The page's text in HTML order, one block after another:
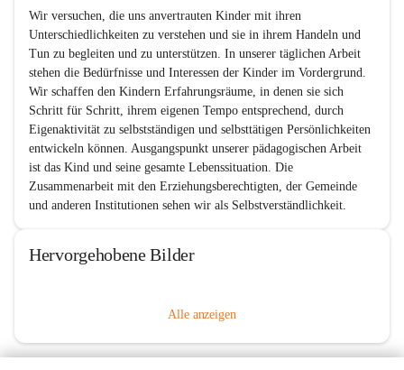
Wir versuchen, die uns anvertrauten Kinder mit ihren
Unterschiedlichkeiten zu verstehen und sie in ihrem Handeln und
Tun zu begleiten und zu unterstützen. In unserer täglichen Arbeit
stehen die Bedürfnisse und Interessen der Kinder im Vordergrund.
Wir schaffen den Kindern Erfahrungsräume, in denen sie sich
Schritt für Schritt, ihrem eigenen Tempo entsprechend, durch
Eigenaktivität zu selbstständigen und selbsttätigen Persönlichkeiten
entwickeln können. Ausgangspunkt unserer pädagogischen Arbeit
ist das Kind und seine gesamte Lebenssituation. Die
Zusammenarbeit mit den Erziehungsberechtigten, der Gemeinde
und anderen Institutionen sehen wir als Selbstverständlichkeit.
Hervorgehobene Bilder
Alle anzeigen